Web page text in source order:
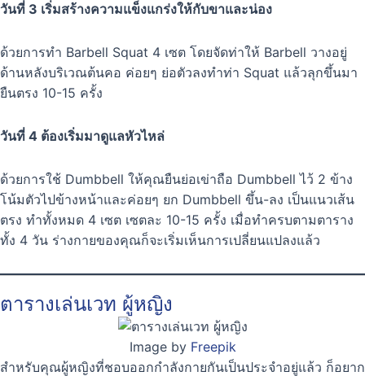
วันที่ 3 เริ่มสร้างความแข็งแกร่งให้กับขาและน่อง
ด้วยการทำ Barbell Squat 4 เซต โดยจัดท่าให้ Barbell วางอยู่
ด้านหลังบริเวณต้นคอ ค่อยๆ ย่อตัวลงทำท่า Squat แล้วลุกขึ้นมา
ยืนตรง 10-15 ครั้ง
วันที่ 4 ต้องเริ่มมาดูแลหัวไหล่
ด้วยการใช้ Dumbbell ให้คุณยืนย่อเข่าถือ Dumbbell ไว้ 2 ข้าง
โน้มตัวไปข้างหน้าและค่อยๆ ยก Dumbbell ขึ้น-ลง เป็นแนวเส้น
ตรง ทำทั้งหมด 4 เซต เซตละ 10-15 ครั้ง เมื่อทำครบตามตาราง
ทั้ง 4 วัน ร่างกายของคุณก็จะเริ่มเห็นการเปลี่ยนแปลงแล้ว
ตารางเล่นเวท ผู้หญิง
Image by Freepik
สำหรับคุณผู้หญิงที่ชอบออกกำลังกายกันเป็นประจำอยู่แล้ว ก็อยาก